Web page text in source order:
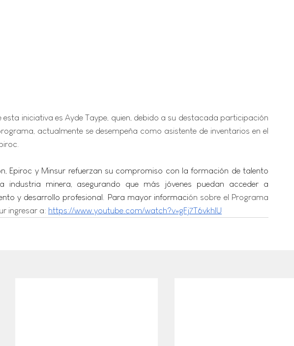
iniciativa es Ayde Taype, quien, debido a su destacada participación
actualmente se desempeña como asistente de inventarios en el
Epiroc y Minsur refuerzan su compromiso con la formación de talento
industria minera, asegurando que más jóvenes puedan acceder a
y desarrollo profesional. Para mayor información sobre el Programa
ingresar a: https://www.youtube.com/watch?v=gFj7T6vkhlU